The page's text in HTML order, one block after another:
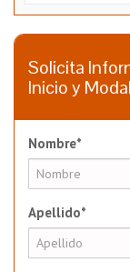
Solicita
Inicio y
Nombre*
Apellido*